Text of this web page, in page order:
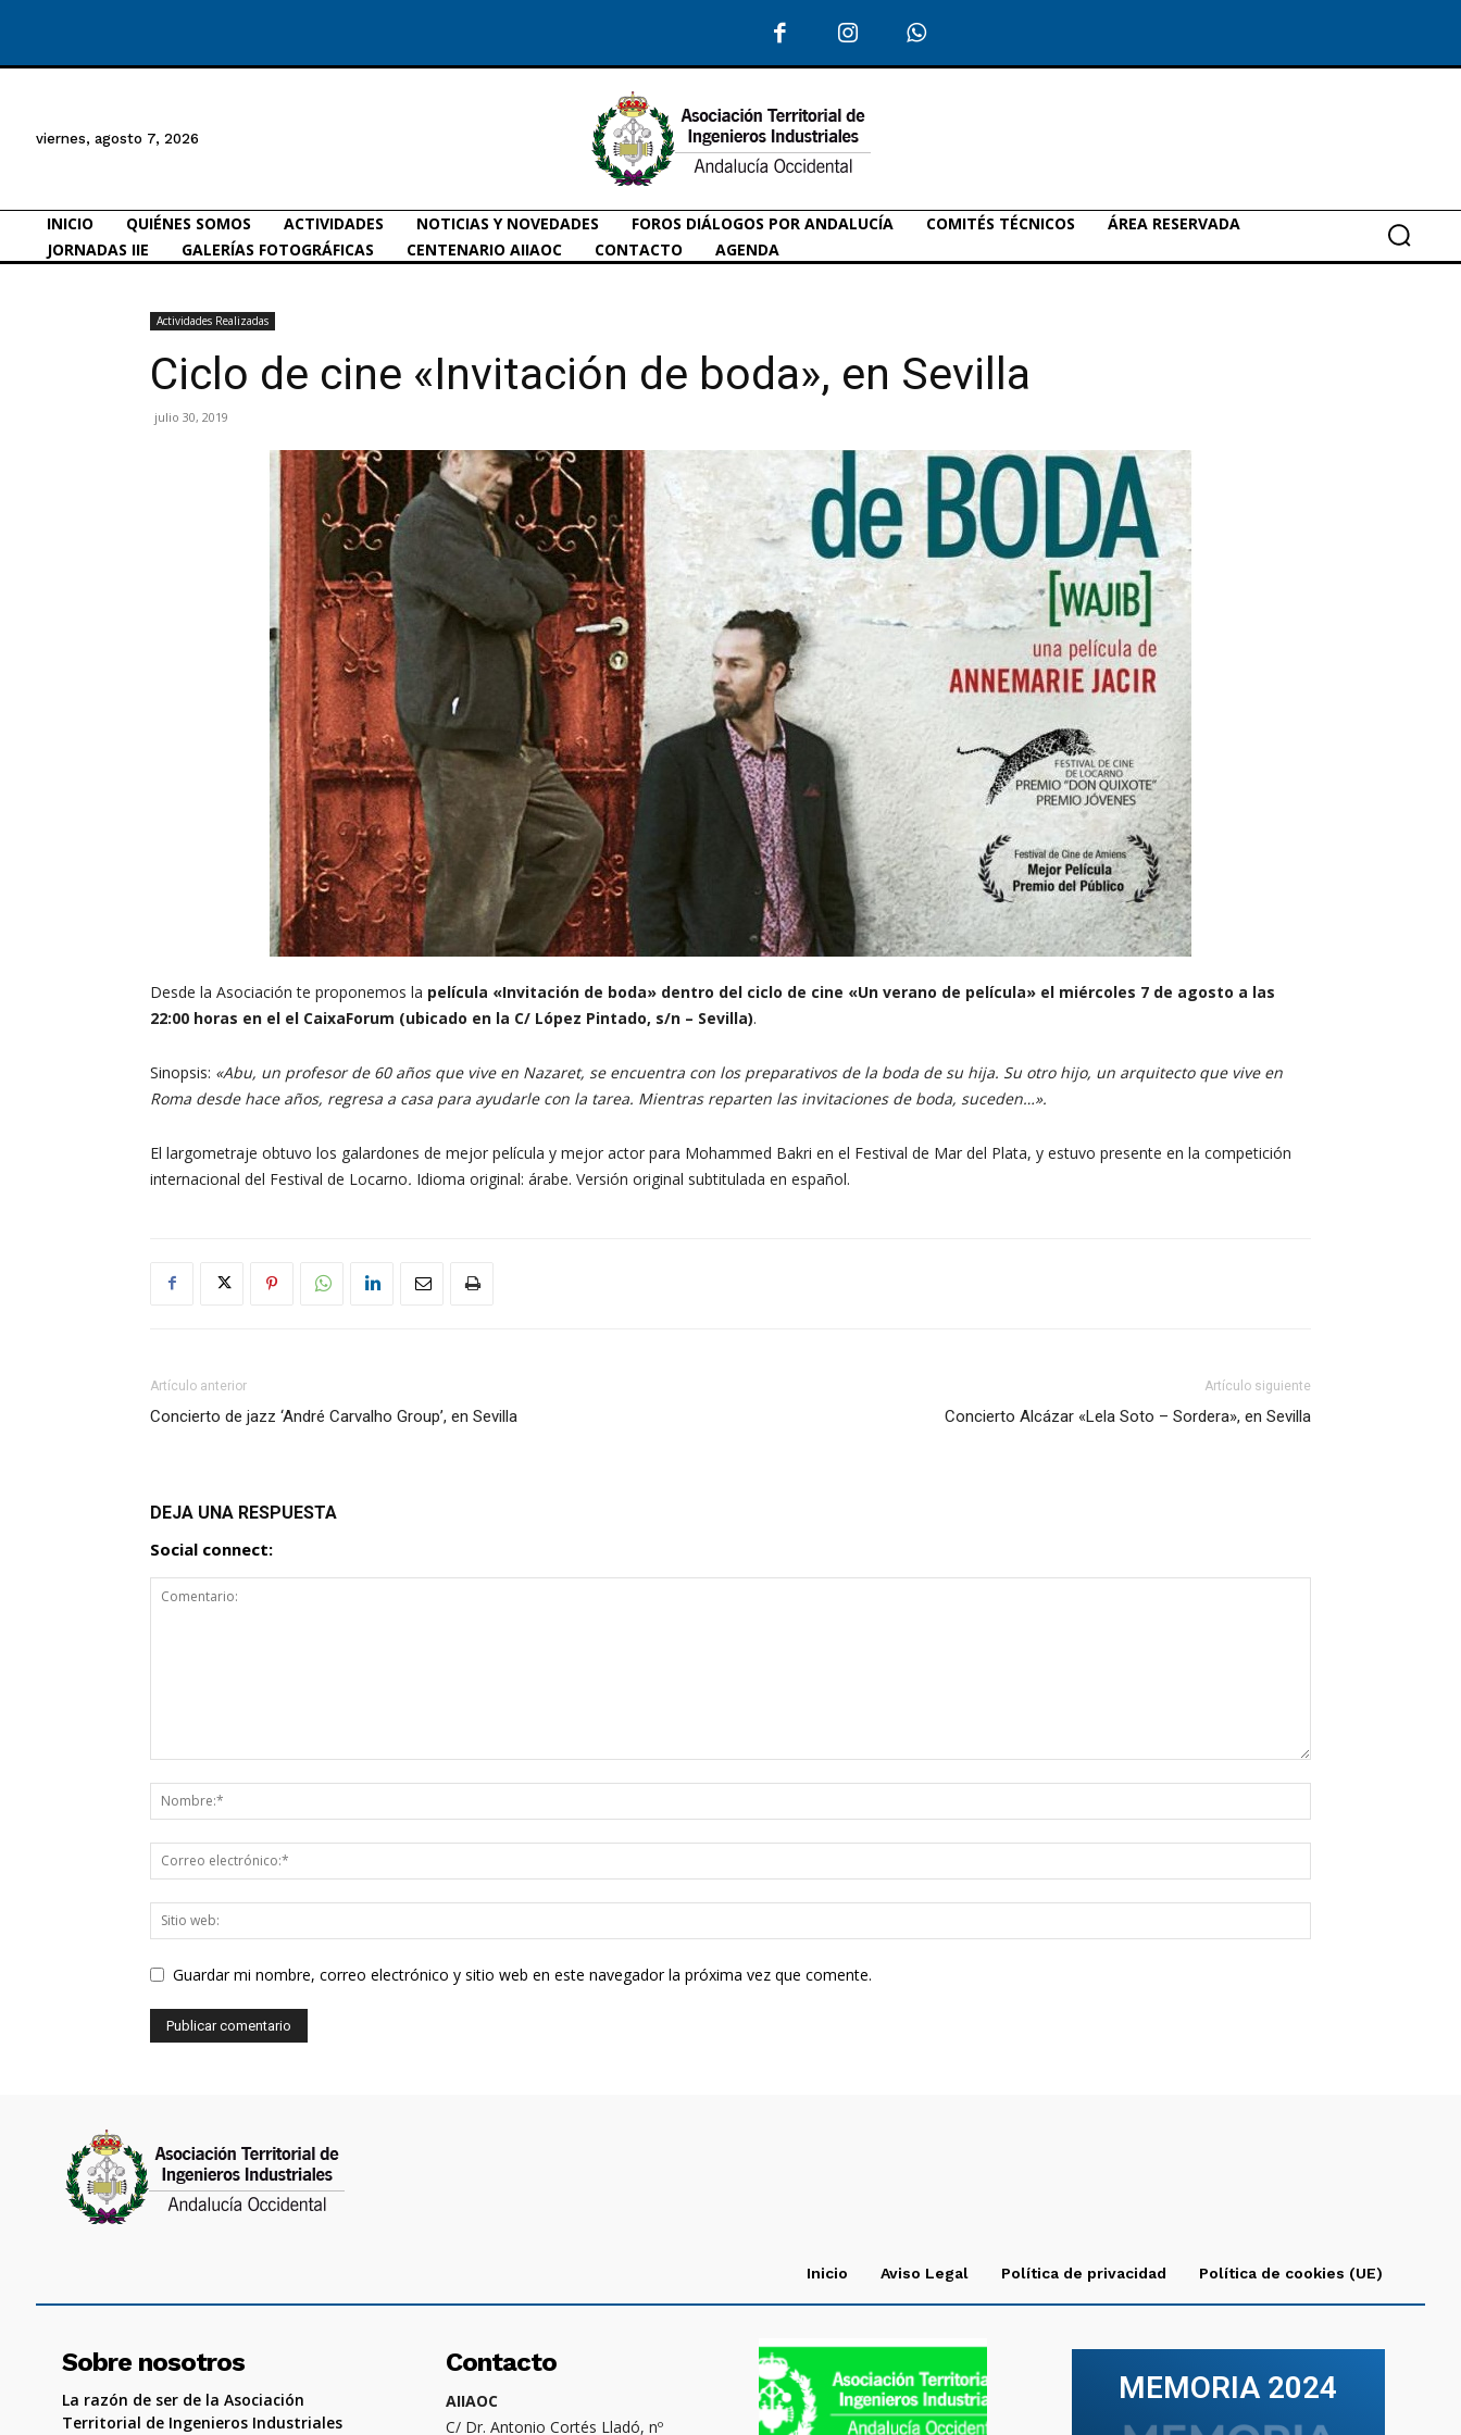
viernes, agosto 7, 2026
INICIO QUIÉNES SOMOS ACTIVIDADES NOTICIAS Y NOVEDADES FOROS DIÁLOGOS POR ANDALUCÍA COMITÉS TÉCNICOS
ÁREA RESERVADA
JORNADAS IIE
GALERÍAS FOTOGRÁFICAS CENTENARIO AIIAOC CONTACTO AGENDA
Actividades Realizadas
Ciclo de cine «Invitación de boda», en Sevilla
julio 30, 2019
Desde la Asociación te proponemos la película «Invitación de boda» dentro del ciclo de cine «Un verano de película» el miércoles 7 de agosto a las
22:00 horas en el el CaixaForum (ubicado en la C/ López Pintado, s/n – Sevilla).
Sinopsis: «Abu, un profesor de 60 años que vive en Nazaret, se encuentra con los preparativos de la boda de su hija. Su otro hijo, un arquitecto que vive en
Roma desde hace años, regresa a casa para ayudarle con la tarea. Mientras reparten las invitaciones de boda, suceden…».
El largometraje obtuvo los galardones de mejor película y mejor actor para Mohammed Bakri en el Festival de Mar del Plata, y estuvo presente en la competición
internacional del Festival de Locarno. Idioma original: árabe. Versión original subtitulada en español.
Artículo anterior
Concierto de jazz ‘André Carvalho Group’, en Sevilla
Artículo siguiente
Concierto Alcázar «Lela Soto – Sordera», en Sevilla
DEJA UNA RESPUESTA
Social connect:
Guardar mi nombre, correo electrónico y sitio web en este navegador la próxima vez que comente.
Inicio Aviso Legal Política de privacidad Política de cookies (UE)
Sobre nosotros
La razón de ser de la Asociación
Territorial de Ingenieros Industriales
Contacto
AIIAOC
C/ Dr. Antonio Cortés Lladó, nº
MEMORIA 2024